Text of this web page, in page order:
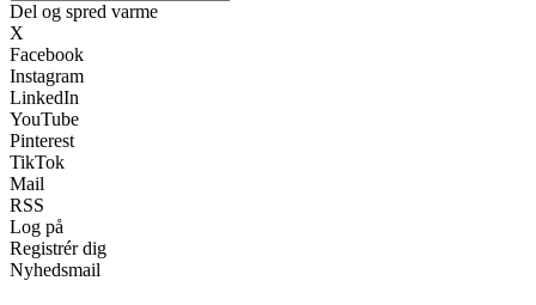
Del og spred varme
X
Facebook
Instagram
LinkedIn
YouTube
Pinterest
TikTok
Mail
RSS
Log på
Registrér dig
Nyhedsmail